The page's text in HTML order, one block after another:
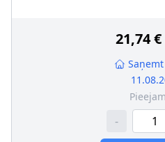
21,74 €
-